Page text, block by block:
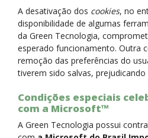
A desativação dos cookies, no
disponibilidade de algumas
da Green Tecnologia,
esperado funcionamento. Outra
remoção das preferências do
tiverem sido salvas, prejudicando
Condições especiais
com a Microsoft™
A Green Tecnologia possui